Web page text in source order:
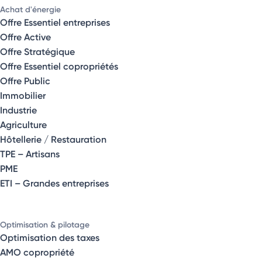
Achat d'énergie
Offre Essentiel entreprises
Offre Active
Offre Stratégique
Offre Essentiel copropriétés
Offre Public
Immobilier
Industrie
Agriculture
Hôtellerie / Restauration
TPE – Artisans
PME
ETI – Grandes entreprises
Optimisation & pilotage
Optimisation des taxes
AMO copropriété